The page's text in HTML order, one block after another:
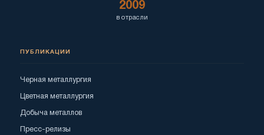
2009
в отрасли
ПУБЛИКАЦИИ
Черная металлургия
Цветная металлургия
Добыча металлов
Пресс-релизы